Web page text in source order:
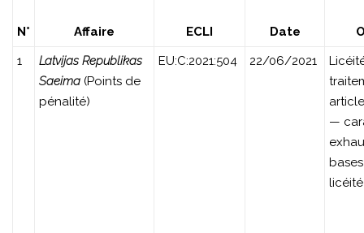
N° Affaire ECLI Date
1
Latvijas Republikas
Saeima (Points de
pénalité)
EU:C:2021:504 22/06/2021
—
licéité